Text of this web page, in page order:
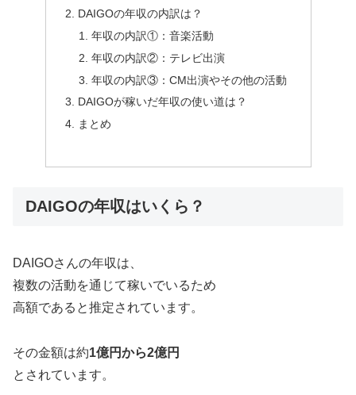
DAIGOの年収の内訳は？
年収の内訳①：音楽活動
年収の内訳②：テレビ出演
年収の内訳③：CM出演やその他の活動
DAIGOが稼いだ年収の使い道は？
まとめ
DAIGOの年収はいくら？
DAIGOさんの年収は、
複数の活動を通じて稼いでいるため
高額であると推定されています。
その金額は約1億円から2億円
とされています。